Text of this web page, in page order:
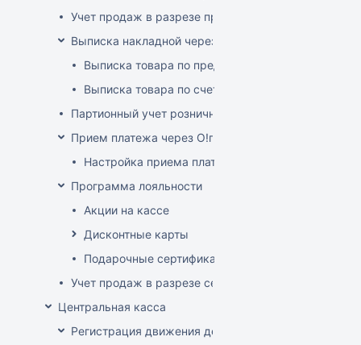
Учет продаж в разрезе продавцов-консультантов
Выписка накладной через POS
Выписка товара по предоплате
Выписка товара по счет-фактуре
Партионный учет розничных продаж
Прием платежа через O!плати
Настройка приема платежей О!плати
Программа лояльности
Акции на кассе
Дисконтные карты
Подарочные сертификаты
Учет продаж в разрезе секций
Центральная касса
Регистрация движения денег в центральной кассе